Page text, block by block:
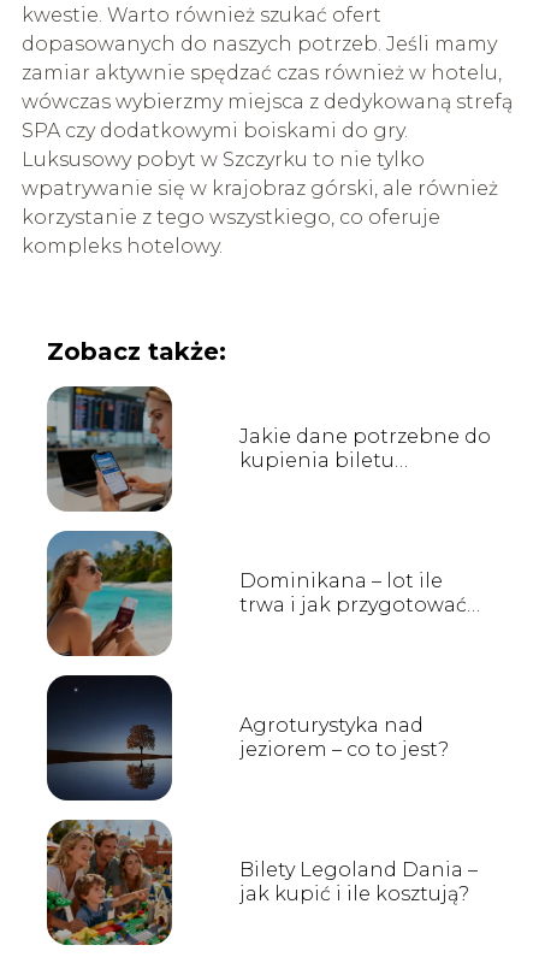
kwestie. Warto również szukać ofert
dopasowanych do naszych potrzeb. Jeśli mamy
zamiar aktywnie spędzać czas również w hotelu,
wówczas wybierzmy miejsca z dedykowaną strefą
SPA czy dodatkowymi boiskami do gry.
Luksusowy pobyt w Szczyrku to nie tylko
wpatrywanie się w krajobraz górski, ale również
korzystanie z tego wszystkiego, co oferuje
kompleks hotelowy.
Zobacz także:
Jakie dane potrzebne do
kupienia biletu
Dominikana – lot ile
trwa i jak przygotować
Agroturystyka nad
jeziorem – co to jest?
Bilety Legoland Dania –
jak kupić i ile kosztują?